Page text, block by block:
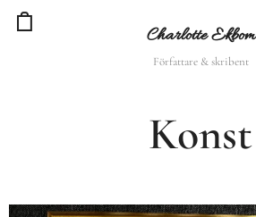
Charlotte Ekbom
Författare & skribent
Konst